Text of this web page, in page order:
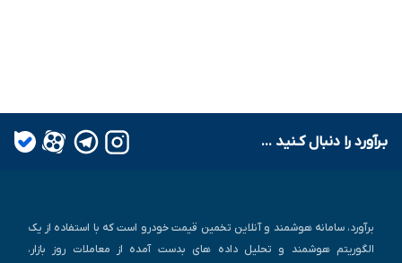
بـرآورد را دنبال کـنید ...
برآورد، سامانه هوشمند و آنلاین تخمین قیمت خودرو است که با استفاده از یک
الگوریتم هوشمند و تحلیل داده های بدست آمده از معاملات روز بازار،